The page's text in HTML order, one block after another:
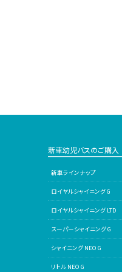
新車幼児バスのご購入
新車ラインナップ
ロイヤルシャイニング G
ロイヤルシャイニング LTD
スーパーシャイニング G
シャイニング NEO G
リトル NEO G